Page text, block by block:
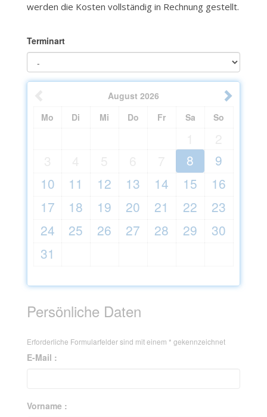
werden die Kosten vollständig in Rechnung gestellt.
Terminart
August 2026
Mo
Di Mi Do Fr Sa So
8
9
10
11 12 13 14 15
16
17
18 19 20 21 22
23
24
25 26 27 28 29
30
31
Persönliche Daten
Erforderliche Formularfelder sind mit einem * gekennzeichnet
E-Mail :
Vorname :